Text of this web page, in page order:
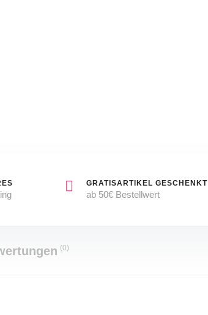
GRATISARTIKEL GESCHENKT
ab 50€ Bestellwert
(0)